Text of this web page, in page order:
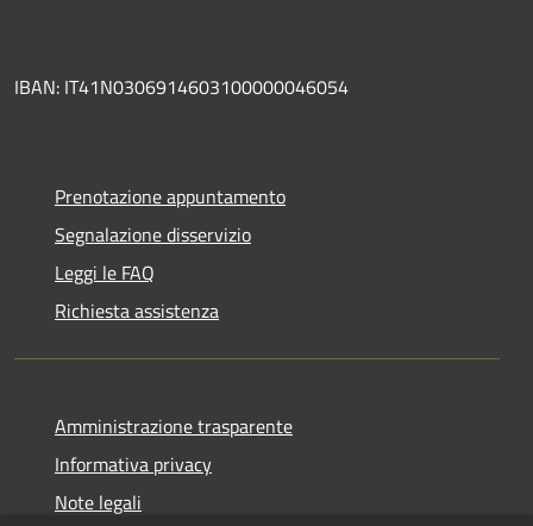
IBAN: IT41N0306914603100000046054
Prenotazione appuntamento
Segnalazione disservizio
Leggi le FAQ
Richiesta assistenza
Amministrazione trasparente
Informativa privacy
Note legali